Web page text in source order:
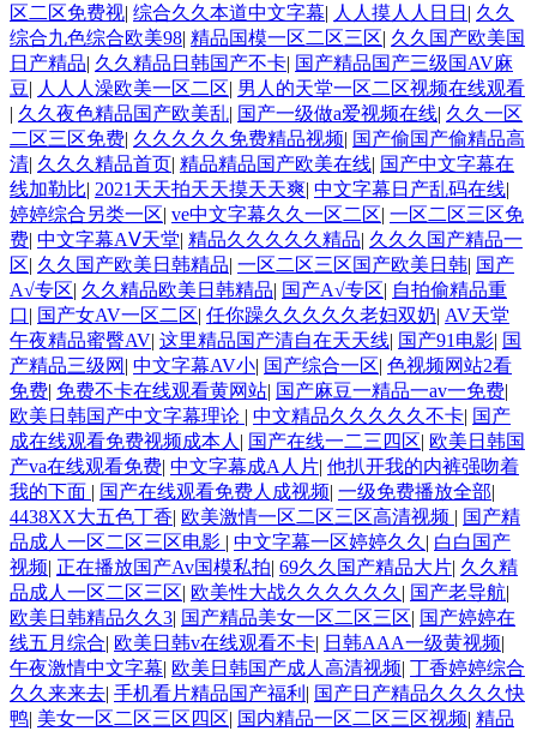
区二区免费视| 综合久久本道中文字幕| 人人摸人人日日 | 久久
综合九色综合欧美98| 精品国模一区二区三区| 久久国产欧美国
日产精品| 久久精品日韩国产不卡| 国产精品国产三级国AV麻
豆| 人人人澡欧美一区二区| 男人的天堂一区二区视频在线观看
| 久久夜色精品国产欧美乱| 国产一级做a爱视频在线| 久久一区
二区三区免费| 久久久久久免费精品视频| 国产偷国产偷精品高
清| 久久久精品首页| 精品精品国产欧美在线| 国产中文字幕在
线加勒比| 2021天天拍天天摸天天爽| 中文字幕日产乱码在线|
婷婷综合另类一区| ve中文字幕久久一区二区| 一区二区三区免
费| 中文字幕AⅤ天堂| 精品久久久久久精品| 久久久国产精品一
区| 久久国产欧美日韩精品| 一区二区三区国产欧美日韩| 国产
A√专区| 久久精品欧美日韩精品| 国产A√专区| 自拍偷精品重
口| 国产女AV一区二区| 任你躁久久久久久老妇双奶| AV天堂
午夜精品蜜臀AV| 这里精品国产清自在天天线| 国产91电影| 国
产精品三级网 | 中文字幕AV小| 国产综合一区| 色视频网站2看
免费| 免费不卡在线观看黄网站| 国产麻豆一精品一av一免费|
欧美日韩国产中文字幕理论 | 中文精品久久久久久不卡| 国产
成在线观看免费视频成本人 | 国产在线一二三四区| 欧美日韩国
产va在线观看免费| 中文字幕成A人片| 他扒开我的内裤强吻着
我的下面 | 国产在线观看免费人成视频| 一级免费播放全部|
4438XX大五色丁香| 欧美激情一区二区三区高清视频 | 国产精
品成人一区二区三区电影 | 中文字幕一区婷婷久久 | 白白国产
视频| 正在播放国产Av国模私拍| 69久久国产精品大片| 久久精
品成人一区二区三区| 欧美性大战久久久久久久 | 国产老导航|
欧美日韩精品久久3| 国产精品美女一区二区三区| 国产婷婷在
线五月综合| 欧美日韩v在线观看不卡| 日韩AAA一级黄视频|
午夜激情中文字幕| 欧美日韩国产成人高清视频| 丁香婷婷综合
久久来来去| 手机看片精品国产福利 | 国产日产精品久久久久快
鸭| 美女一区二区三区四区| 国内精品一区二区三区视频| 精品